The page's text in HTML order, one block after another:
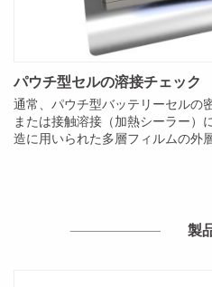
パウチ型セルの溶接チェック
通常、パウチ型バッテリーセルの
または接触溶接（加熱シーラー）
造に用いられた多層フィルムの外
製